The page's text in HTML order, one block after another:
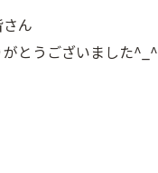
ん
とうございました^_^